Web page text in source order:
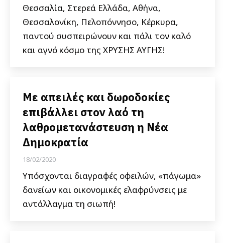
Θεσσαλία, Στερεά Ελλάδα, Αθήνα,
Θεσσαλονίκη, Πελοπόννησο, Κέρκυρα,
παντού συσπειρώνουν και πάλι τον καλό
και αγνό κόσμο της ΧΡΥΣΗΣ ΑΥΓΗΣ!
Με απειλές και δωροδοκίες
επιβάλλει στον λαό τη
λαθρομετανάστευση η Νέα
Δημοκρατία
18/02/2020
Υπόσχονται διαγραφές οφειλών, «πάγωμα»
δανείων και οικονομικές ελαφρύνσεις με
αντάλλαγμα τη σιωπή!